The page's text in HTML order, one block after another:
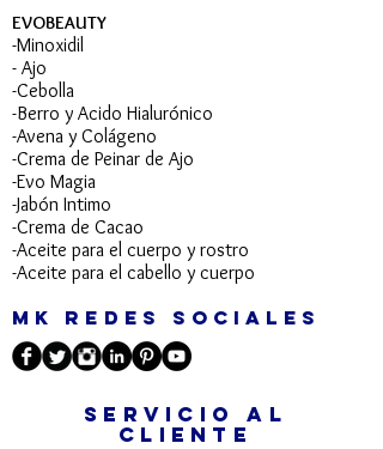
EVOBEAUTY
-Minoxidil
- Ajo
-Cebolla
-Berro y Acido Hialurónico
-Avena y Colágeno
-Crema de Peinar de Ajo
-Evo Magia
-Jabón Intimo
-Crema de Cacao
-Aceite para el cuerpo y rostro
-Aceite para el cabello y cuerpo​
MK REDES SOCIALES
SERVICIO AL
CLIENTE